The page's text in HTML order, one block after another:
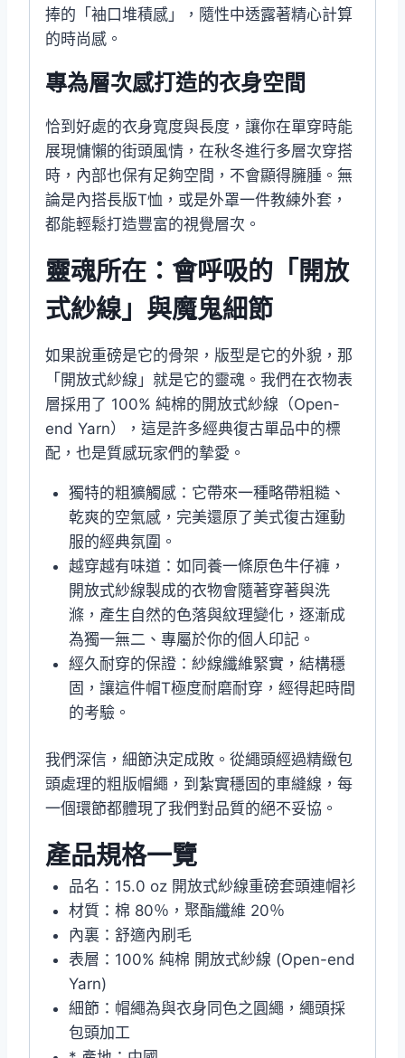
捧的「袖口堆積感」，隨性中透露著精心計算
的時尚感。
專為層次感打造的衣身空間
恰到好處的衣身寬度與長度，讓你在單穿時能
展現慵懶的街頭風情，在秋冬進行多層次穿搭
時，內部也保有足夠空間，不會顯得臃腫。無
論是內搭長版T恤，或是外罩一件教練外套，
都能輕鬆打造豐富的視覺層次。
靈魂所在：會呼吸的「開放
式紗線」與魔鬼細節
如果說重磅是它的骨架，版型是它的外貌，那
「開放式紗線」就是它的靈魂。我們在衣物表
層採用了 100% 純棉的開放式紗線（Open-
end Yarn），這是許多經典復古單品中的標
配，也是質感玩家們的摯愛。
獨特的粗獷觸感：它帶來一種略帶粗糙、
乾爽的空氣感，完美還原了美式復古運動
服的經典氛圍。
越穿越有味道：如同養一條原色牛仔褲，
開放式紗線製成的衣物會隨著穿著與洗
滌，產生自然的色落與紋理變化，逐漸成
為獨一無二、專屬於你的個人印記。
經久耐穿的保證：紗線纖維緊實，結構穩
固，讓這件帽T極度耐磨耐穿，經得起時間
的考驗。
我們深信，細節決定成敗。從繩頭經過精緻包
頭處理的粗版帽繩，到紮實穩固的車縫線，每
一個環節都體現了我們對品質的絕不妥協。
產品規格一覽
品名：15.0 oz 開放式紗線重磅套頭連帽衫
材質：棉 80％，聚酯纖維 20％
內裏：舒適內刷毛
表層：100% 純棉 開放式紗線 (Open-end
Yarn)
細節：帽繩為與衣身同色之圓繩，繩頭採
包頭加工